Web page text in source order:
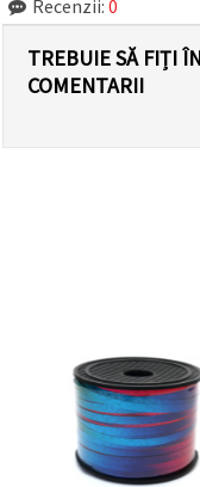
Recenzii: 0
TREBUIE SĂ FIȚI
COMENTARII